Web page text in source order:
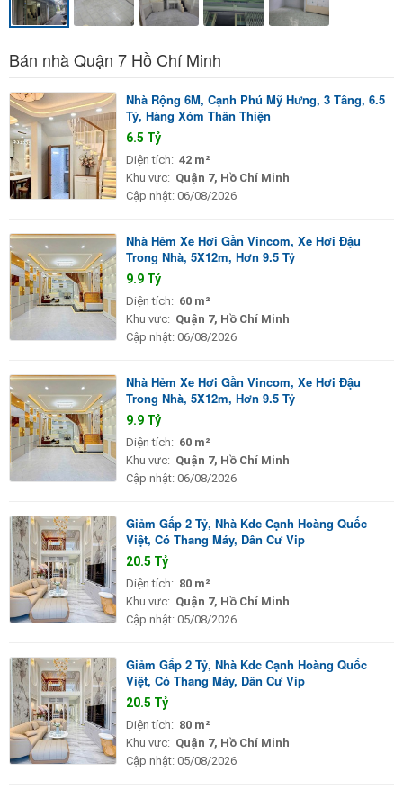
Bán nhà Quận 7 Hồ Chí Minh
Nhà Rộng 6M, Cạnh Phú Mỹ Hưng, 3 Tầng, 6.5
Tỷ, Hàng Xóm Thân Thiện
6.5 Tỷ
Diện tích: 42 m²
Khu vực: Quận 7, Hồ Chí Minh
Cập nhật: 06/08/2026
Nhà Hẻm Xe Hơi Gần Vincom, Xe Hơi Đậu
Trong Nhà, 5X12m, Hơn 9.5 Tỷ
9.9 Tỷ
Diện tích: 60 m²
Khu vực: Quận 7, Hồ Chí Minh
Cập nhật: 06/08/2026
Nhà Hẻm Xe Hơi Gần Vincom, Xe Hơi Đậu
Trong Nhà, 5X12m, Hơn 9.5 Tỷ
9.9 Tỷ
Diện tích: 60 m²
Khu vực: Quận 7, Hồ Chí Minh
Cập nhật: 06/08/2026
Giảm Gấp 2 Tỷ, Nhà Kdc Cạnh Hoàng Quốc
Việt, Có Thang Máy, Dân Cư Vip
20.5 Tỷ
Diện tích: 80 m²
Khu vực: Quận 7, Hồ Chí Minh
Cập nhật: 05/08/2026
Giảm Gấp 2 Tỷ, Nhà Kdc Cạnh Hoàng Quốc
Việt, Có Thang Máy, Dân Cư Vip
20.5 Tỷ
Diện tích: 80 m²
Khu vực: Quận 7, Hồ Chí Minh
Cập nhật: 05/08/2026